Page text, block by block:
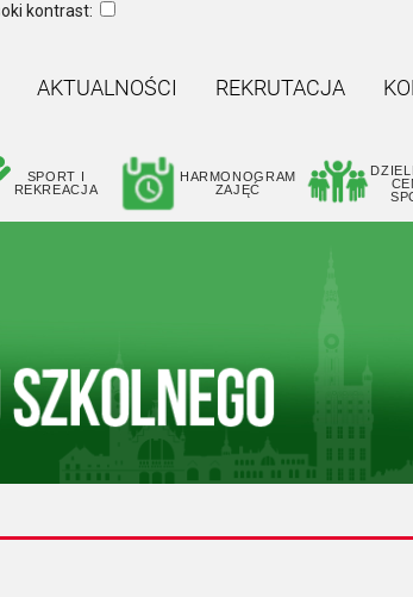
kontrast:
AKTUALNOŚCI REKRUTACJA
SPORT I
REKREACJA
HARMONOGRAM
ZAJĘĆ